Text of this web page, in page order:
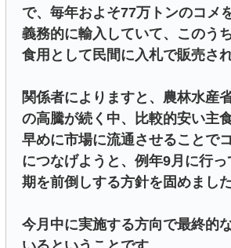
で、毎年およそ77万トンのコメ
義務的に輸入していて、このう
食用として民間に入札で販売さ
関係者によりますと、農林水産
の高騰が続く中、比較的安い主
早めに市場に流通させることで
につなげようと、例年9月に行
期を前倒しする方針を固めました
今月中に実施する方向で最終的